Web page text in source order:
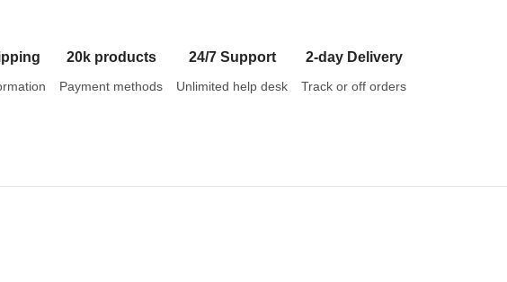
20k products
Payment methods
24/7 Support
Unlimited help desk
2-day Delivery
Track or off orders